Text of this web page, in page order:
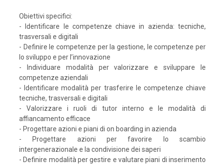
Obiettivi specifici:
- Identificare le competenze chiave in azienda: tecniche,
trasversali e digitali
- Definire le competenze per la gestione, le competenze per
lo sviluppo e per l’innovazione
- Individuare modalità per valorizzare e sviluppare le
competenze aziendali
- Identificare modalità per trasferire le competenze chiave
tecniche, trasversali e digitali
- Valorizzare i ruoli di tutor interno e le modalità di
affiancamento efficace
- Progettare azioni e piani di on boarding in azienda
- Progettare azioni per favorire lo scambio
intergenerazionale e la condivisione dei saperi
- Definire modalità per gestire e valutare piani di inserimento